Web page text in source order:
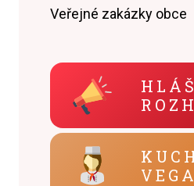
Veřejné zakázky obce
VEGA